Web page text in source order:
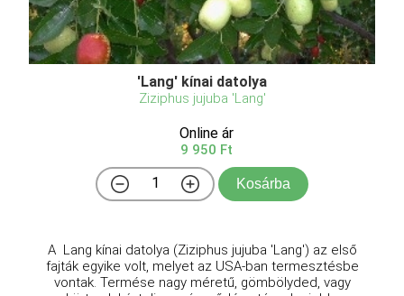
'Lang' kínai datolya
Ziziphus jujuba 'Lang'
Online ár
9 950 Ft
Kosárba
A Lang kínai datolya (Ziziphus jujuba 'Lang') az első
fajták egyike volt, melyet az USA-ban termesztésbe
vontak. Termése nagy méretű, gömbölyded, vagy